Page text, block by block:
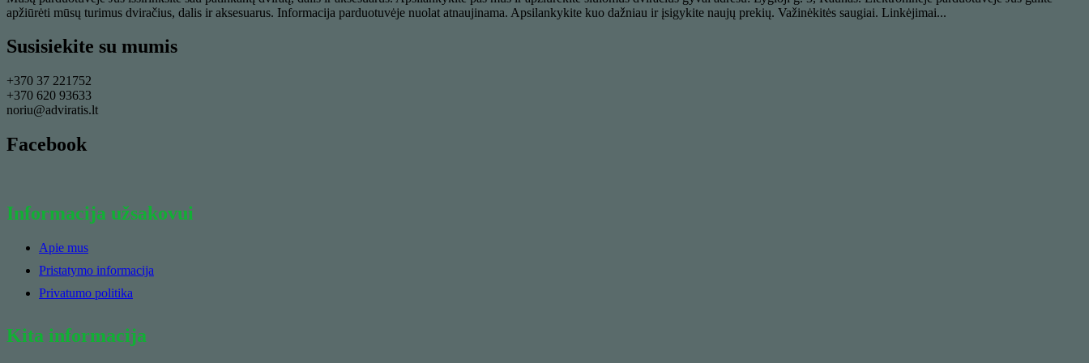
apžiūrėti mūsų turimus dviračius, dalis ir aksesuarus. Informacija parduotuvėje nuolat atnaujinama. Apsilankykite kuo dažniau ir įsigykite naujų prekių. Važinėkitės saugiai. Linkėjimai...
Susisiekite su mumis
+370 37 221752
+370 620 93633
noriu@adviratis.lt
Facebook
Informacija užsakovui
Apie mus
Pristatymo informacija
Privatumo politika
Kita informacija